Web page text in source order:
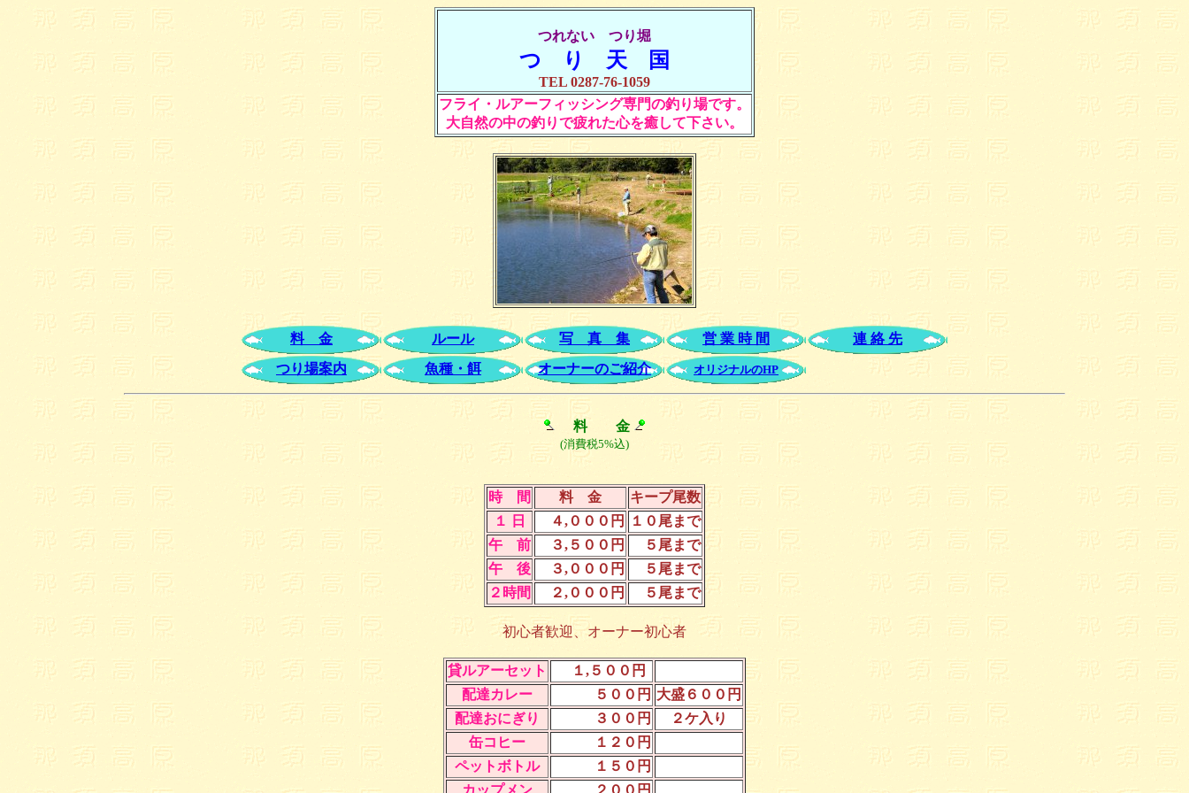
つれない つり堀
つ り 天 国
TEL 0287-76-1059
フライ・ルアーフィッシング専門の釣り場です。
大自然の中の釣りで疲れた心を癒して下さい。
料 金 ルール 写 真 集 営 業 時 間
連 絡 先
つり場案内
魚種・餌 オーナーのご紹介 オリジナルのHP
料 金
(消費税5%込)
時 間 料 金
キープ尾数
１ 日
４,０００円
１０尾まで
午 前
３,５００円
５尾まで
午 後
３,０００円
５尾まで
２時間
２,０００円 ５尾まで
初心者歓迎、オーナー初心者
貸ルアーセット
１,５００円
配達カレー
５００円 大盛６００円
配達おにぎり
３００円
２ケ入り
缶コヒー
１２０円
ペットボトル
１５０円
カップメン
２００円